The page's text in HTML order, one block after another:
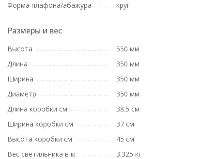
Форма плафона/абажура
круг
Размеры и вес
Высота
550 мм
Длина
350 мм
Ширина
350 мм
Диаметр
350 мм
Длина коробки см
38.5 см
Ширина коробки см
37 см
Высота коробки см
45 см
Вес светильника в кг
3.325 кг